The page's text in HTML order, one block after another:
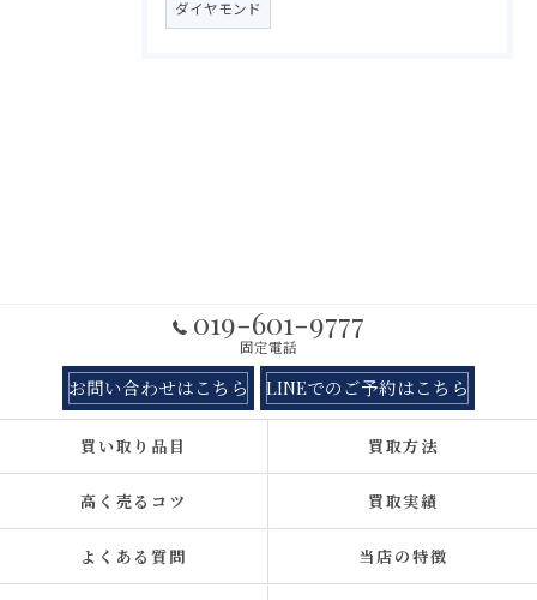
ダイヤモンド
019-601-9777
固定電話
お問い合わせはこちら LINEでのご予約はこちら
買い取り品目 買取方法
高く売るコツ 買取実績
よくある質問 当店の特徴